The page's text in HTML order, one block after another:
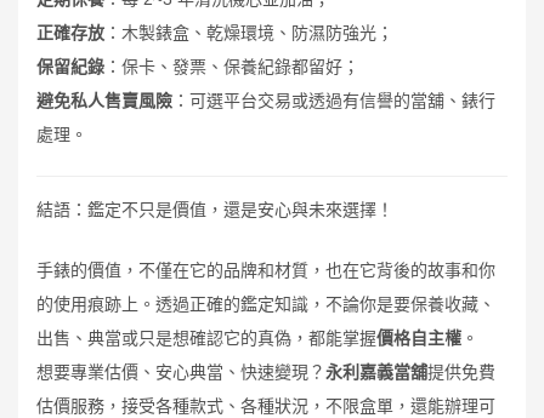
正確存放 ：木製錶盒、乾燥環境、防濕防強光；
保留紀錄 ：保卡、發票、保養紀錄都留好；
避免私人售賣風險 ：可選平台交易或透過有信譽的當舖、錶行
處理。
結語：鑑定不只是價值，還是安心與未來選擇！
手錶的價值，不僅在它的品牌和材質，也在它背後的故事和你
的使用痕跡上。透過正確的鑑定知識，不論你是要保養收藏、
出售、典當或只是想確認它的真偽，都能掌握價格自主權 。
想要專業估價、安心典當、快速變現？永利嘉義當舖提供免費
估價服務，接受各種款式、各種狀況，不限盒單，還能辦理可